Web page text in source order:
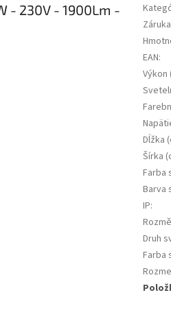
- 230V - 1900Lm -
Záruka
EAN:
Výkon
Dĺžka
Šírka
Farba
Barva
IP:
Druh
Farba